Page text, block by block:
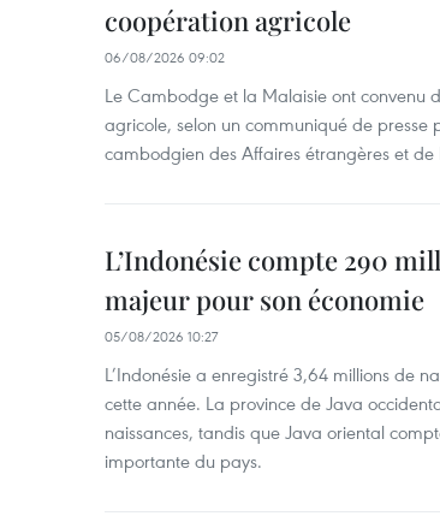
coopération agricole
06/08/2026 09:02
Le Cambodge et la Malaisie ont convenu
agricole, selon un communiqué de presse
cambodgien des Affaires étrangères et
L’Indonésie compte 290
majeur pour son économie
05/08/2026 10:27
L’Indonésie a enregistré 3,64 millions de
cette année. La province de Java
naissances, tandis que Java oriental
importante du pays.